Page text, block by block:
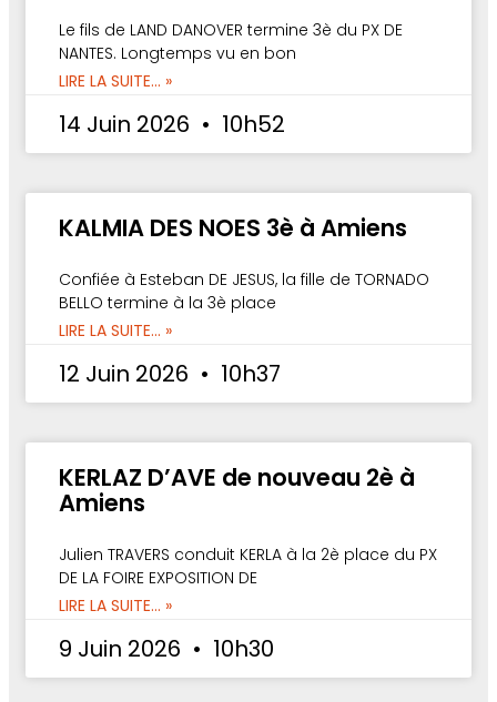
Le fils de LAND DANOVER termine 3è du PX DE
NANTES. Longtemps vu en bon
LIRE LA SUITE... »
14 Juin 2026 10h52
KALMIA DES NOES 3è à Amiens
Confiée à Esteban DE JESUS, la fille de TORNADO
BELLO termine à la 3è place
LIRE LA SUITE... »
12 Juin 2026 10h37
KERLAZ D’AVE de nouveau 2è à
Amiens
Julien TRAVERS conduit KERLA à la 2è place du PX
DE LA FOIRE EXPOSITION DE
LIRE LA SUITE... »
9 Juin 2026 10h30